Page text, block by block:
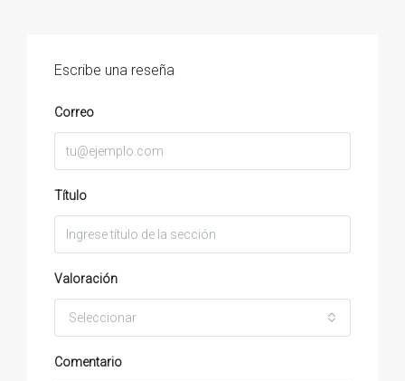
Escribe una reseña
Correo
Título
Valoración
Seleccionar
Comentario